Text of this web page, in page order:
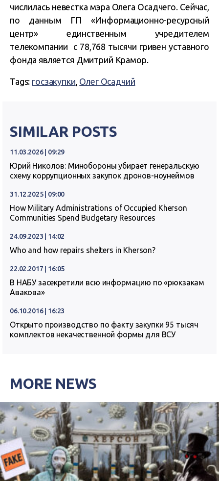
числилась невестка мэра Олега Осадчего. Сейчас,
по данным ГП «Информационно-ресурсный
центр» единственным учредителем
телекомпании с 78,768 тысячи гривен уставного
фонда является Дмитрий Крамор.
Tags: госзакупки, Олег Осадчий
SIMILAR POSTS
11.03.2026 | 09:29
Юрий Николов: Минобороны убирает генеральскую
схему коррупционных закупок дронов-ноунеймов
31.12.2025 | 09:00
How Military Administrations of Occupied Kherson
Communities Spend Budgetary Resources
24.09.2023 | 14:02
Who and how repairs shelters in Kherson?
22.02.2017 | 16:05
В НАБУ засекретили всю информацию по «рюкзакам
Авакова»
06.10.2016 | 16:23
Открыто производство по факту закупки 95 тысяч
комплектов некачественной формы для ВСУ
MORE NEWS